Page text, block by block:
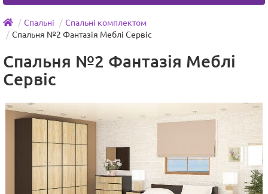
Спальні
Спальні комплектом
Спальня №2 Фантазія Меблі Сервіс
Спальня №2 Фантазія Меблі
Сервіс